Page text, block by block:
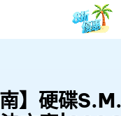
南】硬碟